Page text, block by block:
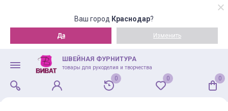
Ваш город Краснодар?
Да Изменить
ШВЕЙНАЯ ФУРНИТУРА
товары для рукоделия и творчества
0 0 0